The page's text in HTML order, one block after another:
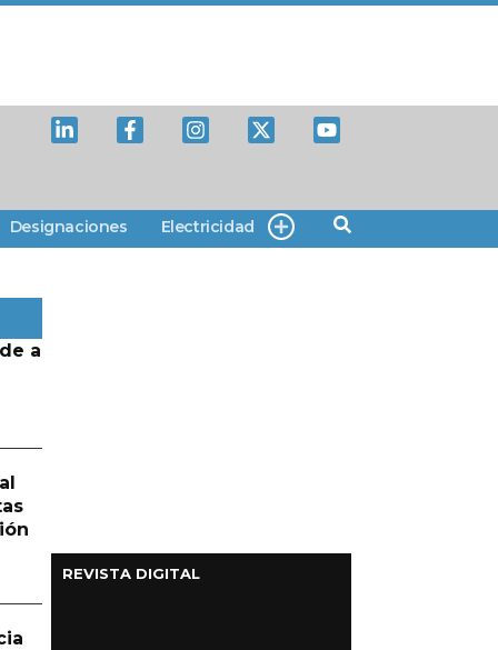
Designaciones Electricidad
a
REVISTA DIGITAL